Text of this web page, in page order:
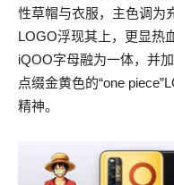
性草帽与衣服，主色调为
LOGO浮现其上，更显热
iQOO字母融为一体，并
点缀金黄色的“one
精神。